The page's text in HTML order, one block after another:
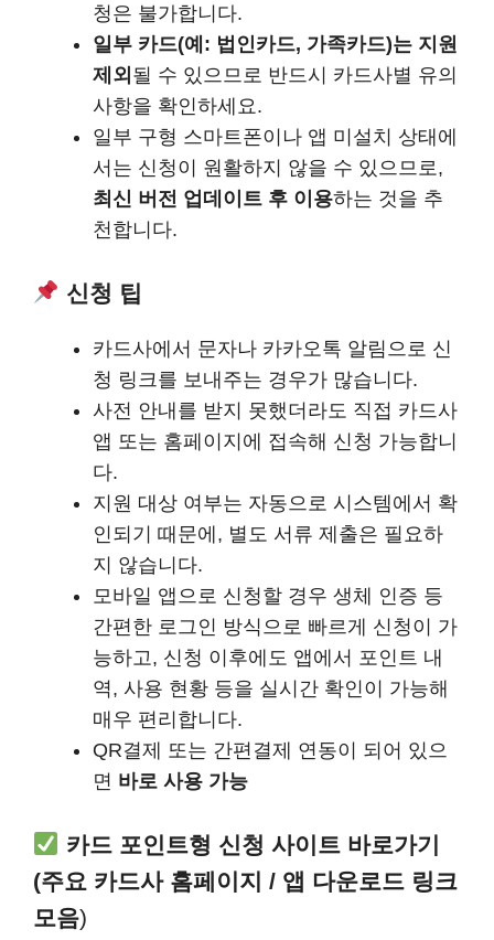
청은 불가합니다.
일부 카드(예: 법인카드, 가족카드)는 지원
제외 될 수 있으므로 반드시 카드사별 유의
사항을 확인하세요.
일부 구형 스마트폰이나 앱 미설치 상태에
서는 신청이 원활하지 않을 수 있으므로,
최신 버전 업데이트 후 이용하는 것을 추
천합니다.
신청 팁
카드사에서 문자나 카카오톡 알림으로 신
청 링크를 보내주는 경우가 많습니다.
사전 안내를 받지 못했더라도 직접 카드사
앱 또는 홈페이지에 접속해 신청 가능합니
다.
지원 대상 여부는 자동으로 시스템에서 확
인되기 때문에, 별도 서류 제출은 필요하
지 않습니다.
모바일 앱으로 신청할 경우 생체 인증 등
간편한 로그인 방식으로 빠르게 신청이 가
능하고, 신청 이후에도 앱에서 포인트 내
역, 사용 현황 등을 실시간 확인이 가능해
매우 편리합니다.
QR결제 또는 간편결제 연동이 되어 있으
면 바로 사용 가능
카드 포인트형 신청 사이트 바로가기
(주요 카드사 홈페이지 / 앱 다운로드 링크
모음)